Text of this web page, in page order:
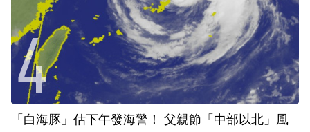
「白海豚」估下午發海警！ 父親節「中部以北」風